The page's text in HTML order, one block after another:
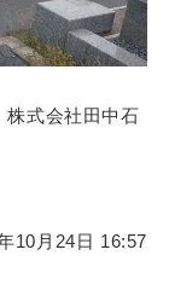
式会社田中石
10月24日 16:57